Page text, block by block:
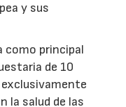
y sus
como principal
de 10
la salud de las